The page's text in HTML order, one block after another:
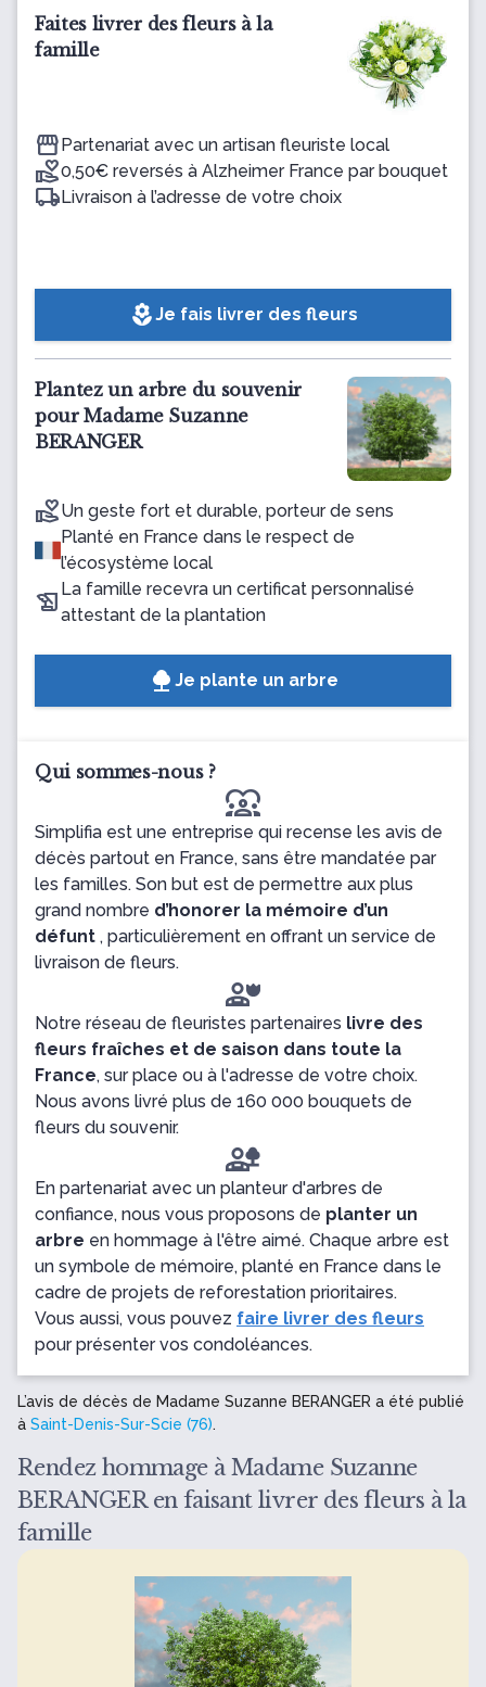
Faites livrer des fleurs à la
famille
Partenariat avec un artisan fleuriste local
0,50€ reversés à Alzheimer France par bouquet
Livraison à l’adresse de votre choix
local_floristJe fais livrer des fleurs
Plantez un arbre du souvenir
pour Madame Suzanne
BERANGER
Un geste fort et durable, porteur de sens
Planté en France dans le respect de
l’écosystème local
La famille recevra un certificat personnalisé
attestant de la plantation
Je plante un arbre
Qui sommes-nous ?
diversity_1
Simplifia est une entreprise qui recense les avis de
décès partout en France, sans être mandatée par
les familles. Son but est de permettre aux plus
grand nombre d’honorer la mémoire d’un
défunt , particulièrement en offrant un service de
livraison de fleurs.
Notre réseau de fleuristes partenaires livre des
fleurs fraîches et de saison dans toute la
France, sur place ou à l'adresse de votre choix.
Nous avons livré plus de 160 000 bouquets de
fleurs du souvenir.
En partenariat avec un planteur d'arbres de
confiance, nous vous proposons de planter un
arbre en hommage à l'être aimé. Chaque arbre est
un symbole de mémoire, planté en France dans le
cadre de projets de reforestation prioritaires.
Vous aussi, vous pouvez faire livrer des fleurs
pour présenter vos condoléances.
L’avis de décès de Madame Suzanne BERANGER a été publié
à Saint-Denis-Sur-Scie (76).
Rendez hommage à Madame Suzanne
BERANGER en faisant livrer des fleurs à la
famille